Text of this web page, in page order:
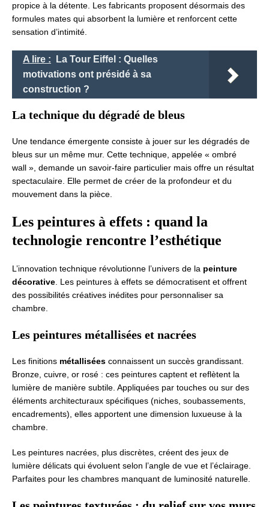
propice à la détente. Les fabricants proposent désormais des
formules mates qui absorbent la lumière et renforcent cette
sensation d’intimité.
A lire :
La Tour Eiffel : Quelles
motivations ont présidé à sa
construction ?
La technique du dégradé de bleus
Une tendance émergente consiste à jouer sur les dégradés de
bleus sur un même mur. Cette technique, appelée « ombré
wall », demande un savoir-faire particulier mais offre un résultat
spectaculaire. Elle permet de créer de la profondeur et du
mouvement dans la pièce.
Les peintures à effets : quand la
technologie rencontre l’esthétique
L’innovation technique révolutionne l’univers de la peinture
décorative . Les peintures à effets se démocratisent et offrent
des possibilités créatives inédites pour personnaliser sa
chambre.
Les peintures métallisées et nacrées
Les finitions métallisées connaissent un succès grandissant.
Bronze, cuivre, or rosé : ces peintures captent et reflètent la
lumière de manière subtile. Appliquées par touches ou sur des
éléments architecturaux spécifiques (niches, soubassements,
encadrements), elles apportent une dimension luxueuse à la
chambre.
Les peintures nacrées, plus discrètes, créent des jeux de
lumière délicats qui évoluent selon l’angle de vue et l’éclairage.
Parfaites pour les chambres manquant de luminosité naturelle.